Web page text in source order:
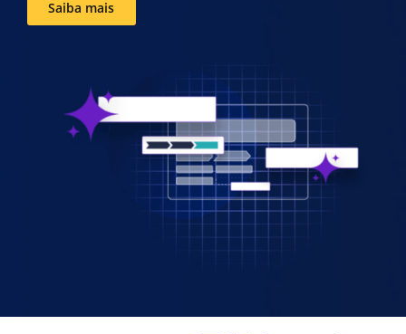
Saiba mais